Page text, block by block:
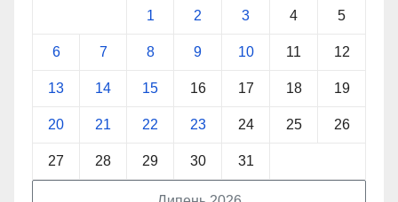
1 2 3 4 5
6 7 8 9 10 11 12
13 14 15 16 17 18 19
20 21 22 23 24 25 26
27 28 29 30 31